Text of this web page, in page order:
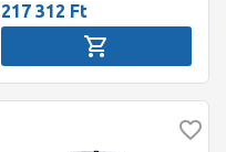
217 312 Ft